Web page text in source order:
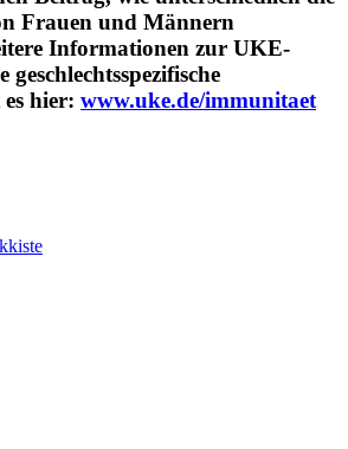
Frauen und Männern
Informationen zur UKE-
hier: www.uke.de/immunitaet